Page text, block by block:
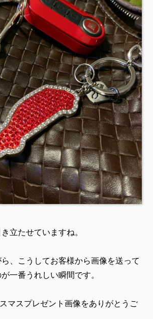
立たせていますね。
、こうしてお客様から画像を送って
一番うれしい瞬間です。
マスプレゼント画像をありがとうご